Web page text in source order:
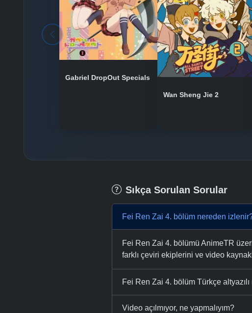
Gabriel DropOut Specials
Wan Sheng Jie 2
Sıkça Sorulan Sorular
Fei Ren Zai 4. bölüm nereden
Fei Ren Zai 4. bölümü AnimeTR
farklı çeviri ekiplerini ve video
Fei Ren Zai 4. bölüm Türkçe altyazılı
Video açılmıyor, ne yapmalıyım?